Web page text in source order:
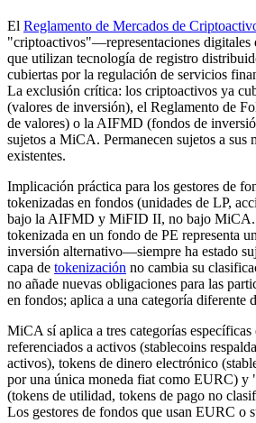
El Reglamento de Mercados de
"criptoactivos"—representaciones digitales
que utilizan tecnología de registro
cubiertas por la regulación de servicios
La exclusión crítica: los criptoactivos ya
(valores de inversión), el Reglamento de
de valores) o la AIFMD (fondos de
sujetos a MiCA. Permanecen sujetos a sus
existentes.
Implicación práctica para los gestores de
tokenizadas en fondos (unidades de LP,
bajo la AIFMD y MiFID II, no bajo MiCA.
tokenizada en un fondo de PE representa
inversión alternativo—siempre ha estado
capa de tokenización no cambia su
no añade nuevas obligaciones para las
en fondos; aplica a una categoría diferente
MiCA sí aplica a tres categorías
referenciados a activos (stablecoins
activos), tokens de dinero electrónico
por una única moneda fiat como EURC) y
(tokens de utilidad, tokens de pago no
Los gestores de fondos que usan EURC o